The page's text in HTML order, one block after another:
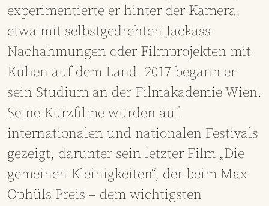
experimentierte er hinter der Kamera,
etwa mit selbstgedrehten Jackass-
Nachahmungen oder Filmprojekten mit
Kühen auf dem Land. 2017 begann er
sein Studium an der Filmakademie Wien.
Seine Kurzfilme wurden auf
internationalen und nationalen Festivals
gezeigt, darunter sein letzter Film „Die
gemeinen Kleinigkeiten“, der beim Max
Ophüls Preis – dem wichtigsten